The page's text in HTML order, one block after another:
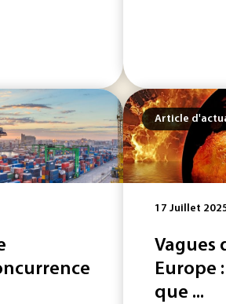
Article
17 Juillet
Vagues
Europe
que ...